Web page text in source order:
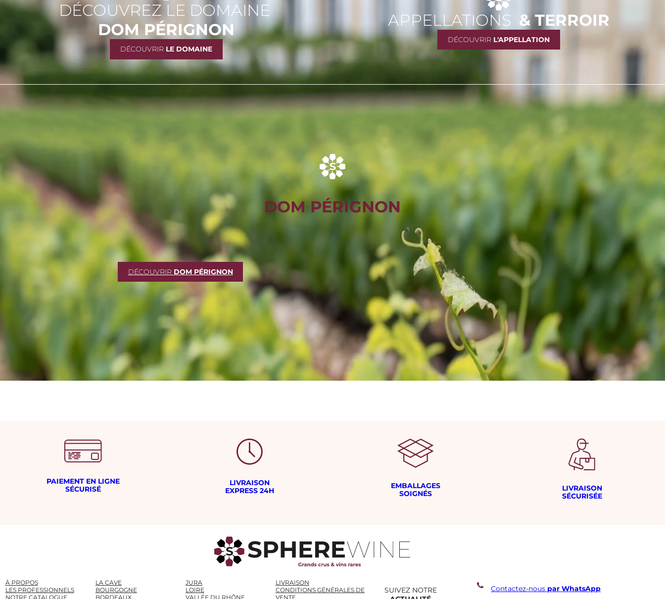
DÉCOUVREZ LE DOMAINE
DOM PÉRIGNON
DÉCOUVRIR LE DOMAINE
APPELLATIONS & TERROIR
DÉCOUVRIR L'APPELLATION
DOM PÉRIGNON
DÉCOUVRIR DOM PÉRIGNON
PAIEMENT EN LIGNE
SÉCURISÉ
LIVRAISON
EXPRESS 24H
EMBALLAGES
SOIGNÉS
LIVRAISON
SÉCURISÉE
À PROPOS
LES PROFESSIONNELS
NOTRE CATALOGUE
LA CAVE
BOURGOGNE
BORDEAUX
JURA
LOIRE
VALLÉE DU RHÔNE
LIVRAISON
CONDITIONS GÉNÉRALES DE
VENTE
SUIVEZ NOTRE
Contactez-nous par WhatsApp